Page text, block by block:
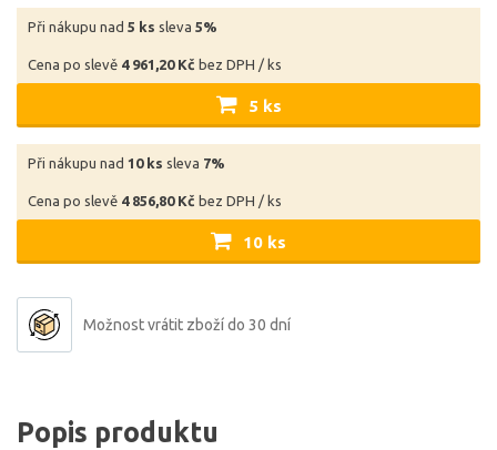
Při nákupu nad 5 ks sleva 5%
Cena po slevě 4 961,20 Kč bez DPH / ks
5 ks
Při nákupu nad 10 ks sleva 7%
Cena po slevě 4 856,80 Kč bez DPH / ks
10 ks
Možnost vrátit zboží do 30 dní
Popis produktu